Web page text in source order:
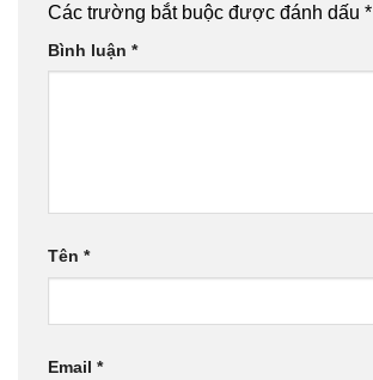
Các trường bắt buộc được đánh dấu *
Bình luận *
Tên *
Email *